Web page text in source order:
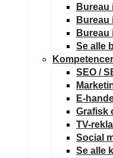
Bureau
Bureau
Bureau
Se alle
Kompetencer
SEO /
E-
Grafisk
TV-
Social
Se alle